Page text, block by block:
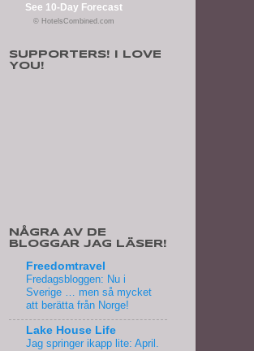
See 10-Day Forecast
© HotelsCombined.com
SUPPORTERS! I LOVE
YOU!
NÅGRA AV DE
BLOGGAR JAG LÄSER!
Freedomtravel
Fredagsbloggen: Nu i
Sverige … men så mycket
att berätta från Norge!
Lake House Life
Jag springer ikapp lite: April.